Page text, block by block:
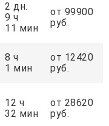
2 дн.
9 ч
11 мин
от 99900
руб.
8 ч
1 мин
от 12420
руб.
12 ч
32 мин
от 28620
руб.